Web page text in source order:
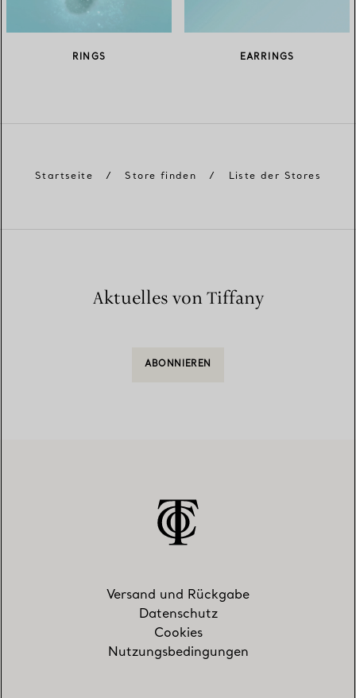
RINGS EARRINGS
Startseite / Store finden / Liste der Stores
Aktuelles von Tiffany
ABONNIEREN
Versand und Rückgabe
Datenschutz
Cookies
Nutzungsbedingungen